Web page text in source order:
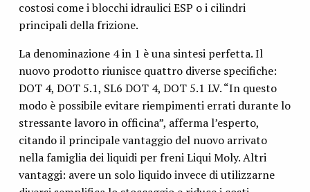
costosi come i blocchi idraulici ESP o i cilindri
principali della frizione.
La denominazione 4 in 1 è una sintesi perfetta. Il
nuovo prodotto riunisce quattro diverse specifiche:
DOT 4, DOT 5.1, SL6 DOT 4, DOT 5.1 LV. “In questo
modo è possibile evitare riempimenti errati durante lo
stressante lavoro in officina”, afferma l’esperto,
citando il principale vantaggio del nuovo arrivato
nella famiglia dei liquidi per freni Liqui Moly. Altri
vantaggi: avere un solo liquido invece di utilizzarne